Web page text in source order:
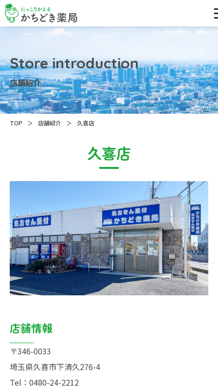
Store introduction
店舗紹介
TOP ＞ 店舗紹介 ＞ 久喜店
久喜店
店舗情報
〒346-0033
埼玉県久喜市下清久276-4
Tel： 0480-24-2212